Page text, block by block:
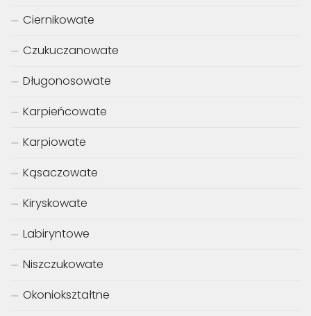
Ciernikowate
Czukuczanowate
Długonosowate
Karpieńcowate
Karpiowate
Kąsaczowate
Kiryskowate
Labiryntowe
Niszczukowate
Okoniokształtne